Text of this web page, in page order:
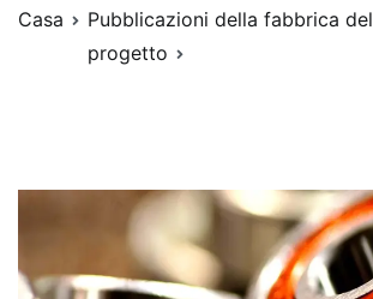
Casa
Pubblicazioni della fabbrica del
progetto